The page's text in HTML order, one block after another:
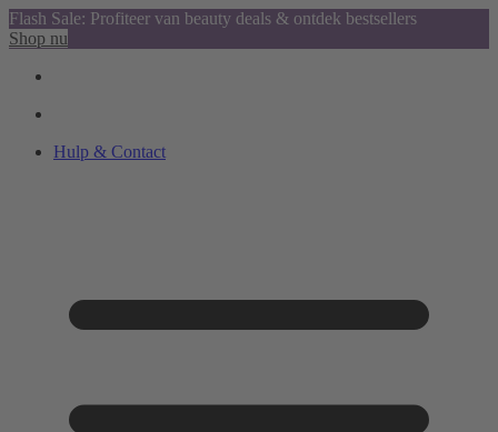
Flash Sale: Profiteer van beauty deals & ontdek bestsellers
Shop nu
Hulp & Contact